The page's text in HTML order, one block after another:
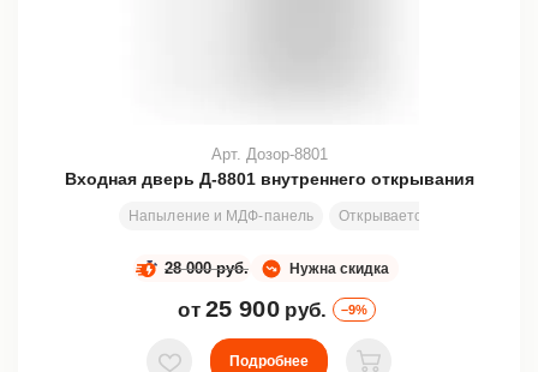
Входная дверь Д-8801 внутреннего открывания
Напыление и МДФ-панель Открывается вовнутрь
Арт. Дозор-8801
Нужна скидка
28 000 руб.
от 25 900 руб. –9%
Подробнее